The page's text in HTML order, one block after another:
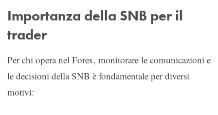
Importanza della SNB per il
trader
Per chi opera nel Forex, monitorare le comunicazioni e
le decisioni della SNB è fondamentale per diversi
motivi: